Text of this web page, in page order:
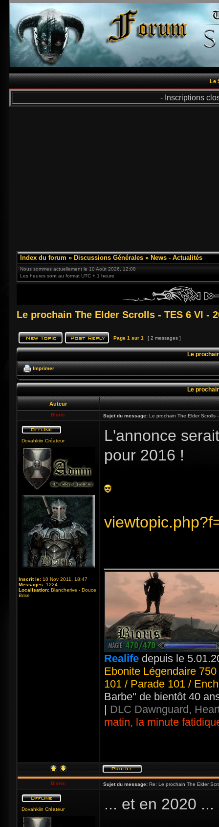
Le
- Inscriptions
Index du forum » Discussions Générales » News - Actualités
Nous sommes actuellement le 10 Août 2026, 12:08
Les heures sont au format UTC + 1 heure
Le prochain The Elder Scrolls - TES 6 VI -
Page 1 sur 1 [ 2 messages ]
Le
Imprimer
Le
Auteur
Bioris Sujet du message: Le prochain The Elder Scrolls
Dovahkiin Créateur
Inscrit le: 10 Nov 2011, 18:47
Messages: 1224
Localisation: Blancherive - Douce
Brise
L'annonce
pour 2016 !
Realife depuis le
Ebonite Légendaire
101 / Parade 101 /
Barbe" de bientôt 40
| DLC Dawnguard,
matin, la minute
Bioris Sujet du message: Re: Le prochain The Elder
Dovahkiin Créateur ... et en 2020